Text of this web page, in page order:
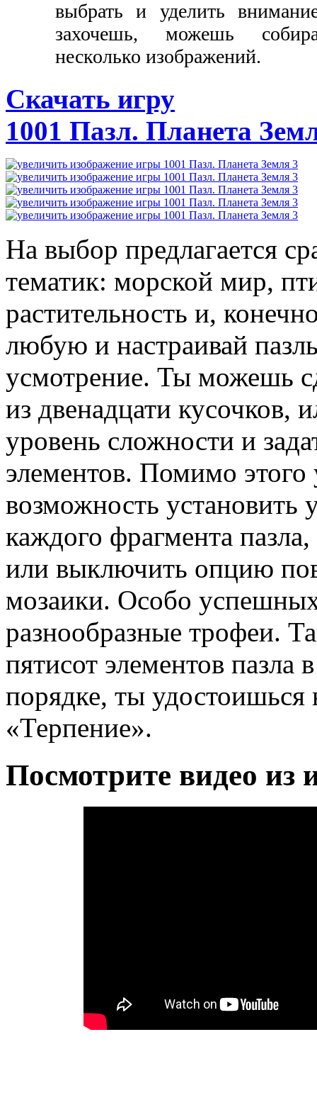
выбрать и уделить
захочешь, можешь
несколько изображений.
Скачать игру
1001 Пазл. Планета
На выбор предлагается
тематик: морской мир,
растительность и,
любую и настраивай
усмотрение. Ты можешь
из двенадцати кусочков,
уровень сложности и
элементов. Помимо этого
возможность установить
каждого фрагмента
или выключить опцию
мозаики. Особо
разнообразные трофеи.
пятисот элементов пазла
порядке, ты удостоишься
«Терпение».
Посмотрите видео из